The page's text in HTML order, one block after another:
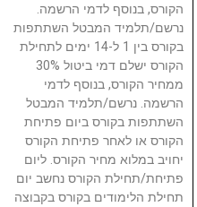
הקורס, בנוסף לדמי הרשמה.
נרשם/תלמיד המבטל השתתפות
בקורס בין 1 ל-14 ימים לתחילת
הקורס ישלם דמי ביטול 30%
ממחיר הקורס, בנוסף לדמי
הרשמה. נרשם/תלמיד המבטל
השתתפות בקורס ביום פתיחת
הקורס או לאחר פתיחת הקורס
יחויב במלוא מחיר הקורס. ליום
פתיחת/תחילת הקורס נחשב יום
תחילת הלימודים בקורס בקבוצה